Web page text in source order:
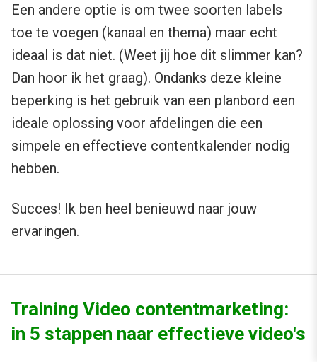
Een andere optie is om twee soorten labels
toe te voegen (kanaal en thema) maar echt
ideaal is dat niet. (Weet jij hoe dit slimmer kan?
Dan hoor ik het graag). Ondanks deze kleine
beperking is het gebruik van een planbord een
ideale oplossing voor afdelingen die een
simpele en effectieve contentkalender nodig
hebben.
Succes! Ik ben heel benieuwd naar jouw
ervaringen.
Training Video contentmarketing:
in 5 stappen naar effectieve video's